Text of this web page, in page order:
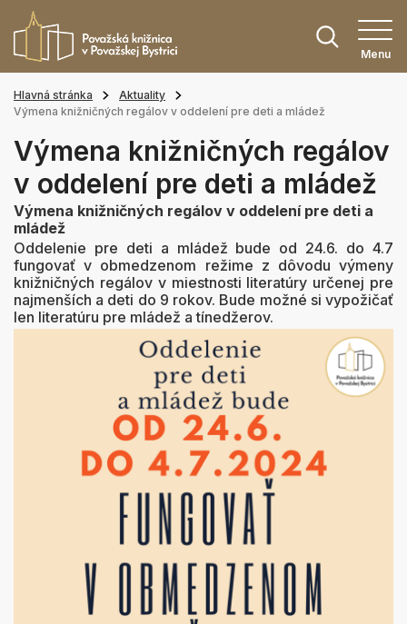
Menu
Hlavná stránka
Aktuality
Výmena knižničných regálov v oddelení pre deti a mládež
Výmena knižničných regálov
v oddelení pre deti a mládež
Výmena knižničných regálov v oddelení pre deti a
mládež
Oddelenie pre deti a mládež bude od 24.6. do 4.7
fungovať v obmedzenom režime z dôvodu výmeny
knižničných regálov v miestnosti literatúry určenej pre
najmenších a deti do 9 rokov. Bude možné si vypožičať
len literatúru pre mládež a tínedžerov.